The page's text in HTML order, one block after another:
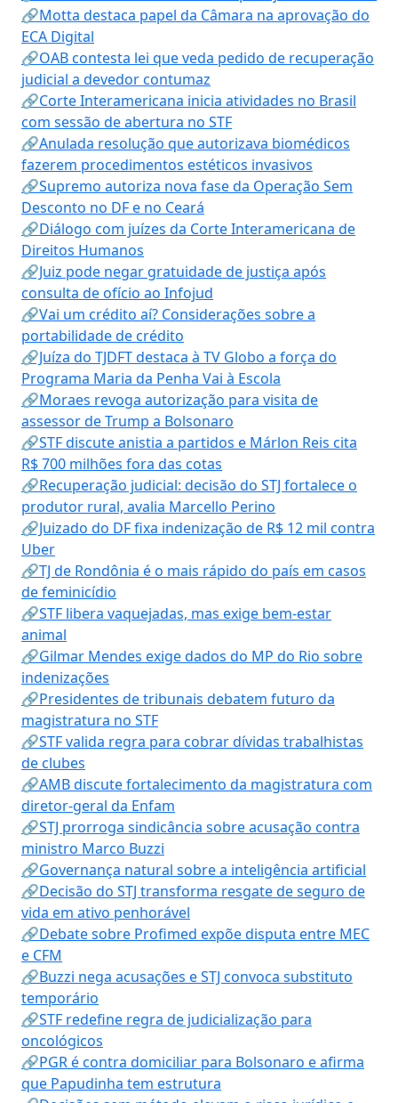
🔗Motta destaca papel da Câmara na aprovação do
ECA Digital
🔗OAB contesta lei que veda pedido de recuperação
judicial a devedor contumaz
🔗Corte Interamericana inicia atividades no Brasil
com sessão de abertura no STF
🔗Anulada resolução que autorizava biomédicos
fazerem procedimentos estéticos invasivos
🔗Supremo autoriza nova fase da Operação Sem
Desconto no DF e no Ceará
🔗Diálogo com juízes da Corte Interamericana de
Direitos Humanos
🔗Juiz pode negar gratuidade de justiça após
consulta de ofício ao Infojud
🔗Vai um crédito aí? Considerações sobre a
portabilidade de crédito
🔗Juíza do TJDFT destaca à TV Globo a força do
Programa Maria da Penha Vai à Escola
🔗Moraes revoga autorização para visita de
assessor de Trump a Bolsonaro
🔗STF discute anistia a partidos e Márlon Reis cita
R$ 700 milhões fora das cotas
🔗Recuperação judicial: decisão do STJ fortalece o
produtor rural, avalia Marcello Perino
🔗Juizado do DF fixa indenização de R$ 12 mil contra
Uber
🔗TJ de Rondônia é o mais rápido do país em casos
de feminicídio
🔗STF libera vaquejadas, mas exige bem-estar
animal
🔗Gilmar Mendes exige dados do MP do Rio sobre
indenizações
🔗Presidentes de tribunais debatem futuro da
magistratura no STF
🔗STF valida regra para cobrar dívidas trabalhistas
de clubes
🔗AMB discute fortalecimento da magistratura com
diretor-geral da Enfam
🔗STJ prorroga sindicância sobre acusação contra
ministro Marco Buzzi
🔗Governança natural sobre a inteligência artificial
🔗Decisão do STJ transforma resgate de seguro de
vida em ativo penhorável
🔗Debate sobre Profimed expõe disputa entre MEC
e CFM
🔗Buzzi nega acusações e STJ convoca substituto
temporário
🔗STF redefine regra de judicialização para
oncológicos
🔗PGR é contra domiciliar para Bolsonaro e afirma
que Papudinha tem estrutura